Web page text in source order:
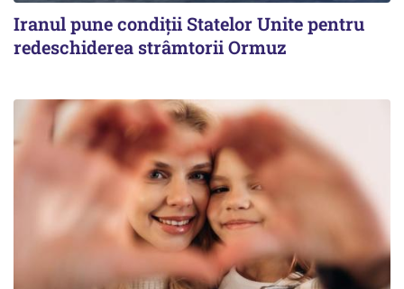
Iranul pune condiții Statelor Unite pentru
redeschiderea strâmtorii Ormuz